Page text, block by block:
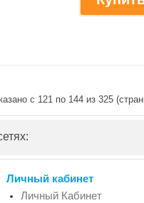
с 121 по 144 из 325
Личный кабинет
Личный Кабинет